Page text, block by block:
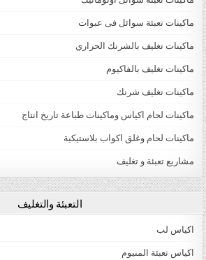
ماكينات تعبئة سوائل فى عبوات
ماكينات تغليف بالشرنك الحراري
ماكينات تغليف بالفاكيوم
ماكينات تغليف شرنك
ماكينات لحام اكياس وماكينات طباعة تاريخ انتاج
ماكينات لحام وغلق اكواب بلاستيكية
مشاريع تعبئة و تغليف
التعبئة والتغليف
اكياس لب
اكياس تعبئة المنيوم